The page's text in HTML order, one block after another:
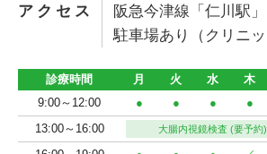
アクセス
阪急今津線「仁川駅
駐車場あり（クリニッ